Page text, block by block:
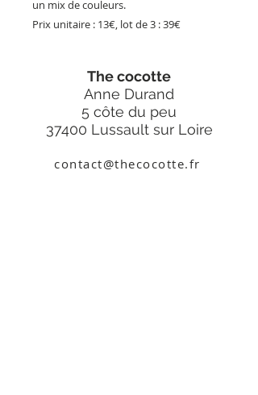
un mix de couleurs.
Prix unitaire : 13€, lot de 3 : 39€
The cocotte
Anne Durand
5 côte du peu
37400 Lussault sur Loire
contact@thecocotte.fr